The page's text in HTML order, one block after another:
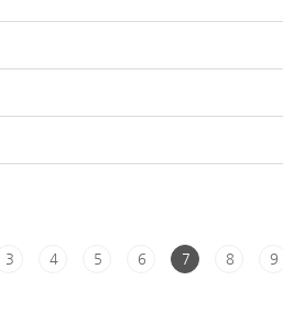
3 4 5 6 7 8 9